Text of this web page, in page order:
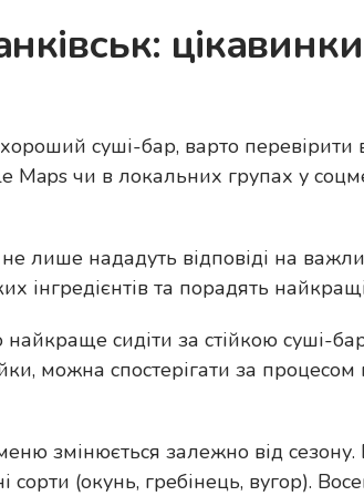
суші-бар, варто
Maps чи в локальних групах у
лише нададуть відповіді на
інгредієнтів та порадять
найкраще сидіти за стійкою суші-
можна спостерігати за
змінюється залежно від
сорти (окунь, гребінець, вугор).